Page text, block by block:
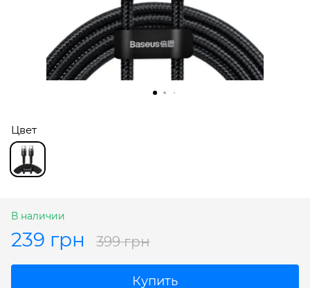
Цвет
В наличии
239 грн 399 грн
Купить